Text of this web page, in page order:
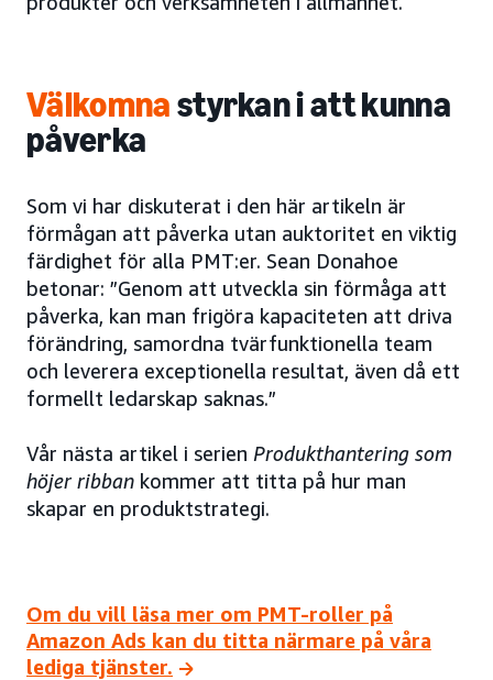
Välkomnastyrkan i att kunna
påverka
Som vi har diskuterat i den här artikeln är
förmågan att påverka utan auktoritet en viktig
färdighet för alla PMT:er. Sean Donahoe
betonar: ”Genom att utveckla sin förmåga att
påverka, kan man frigöra kapaciteten att driva
förändring, samordna tvärfunktionella team
och leverera exceptionella resultat, även då ett
formellt ledarskap saknas.”
Vår nästa artikel i serien Produkthantering som
höjer ribban kommer att titta på hur man
skapar en produktstrategi.
Om du vill läsa mer om PMT-roller på
Amazon Ads kan du titta närmare på våra
lediga tjänster.